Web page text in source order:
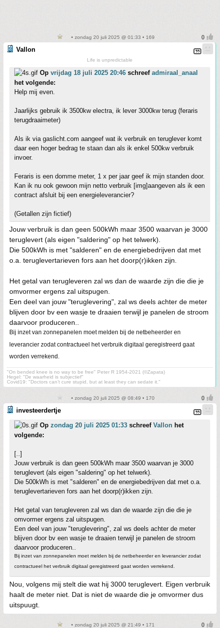
• zondag 20 juli 2025 @ 01:33 • 169
Vallon
Life is unpredictable
Op vrijdag 18 juli 2025 20:46 schreef admiraal_anaal
het volgende:
Help mij even.
Jaarlijks gebruik ik 3500kw electra, ik lever 3000kw terug (feraris
terugdraaimeter)
Als ik via gaslicht.com aangeef wat ik verbruik en teruglever komt
daar een hoger bedrag te staan dan als ik enkel 500kw verbruik
invoer.
Feraris is een domme meter, 1 x per jaar geef ik mijn standen door.
Kan ik nu ook gewoon mijn netto verbruik [img]aangeven als ik een
contract afsluit bij een energieleverancier?
(Getallen zijn fictief)
Jouw verbruik is dan geen 500kWh maar 3500 waarvan je 3000
teruglevert (als eigen "saldering" op het telwerk).
Die 500kWh is met "salderen" en de energiebedrijven dat met
o.a. teruglevertarieven fors aan het doorp(r)ikken zijn.
Het getal van terugleveren zal ws dan de waarde zijn die die je
omvormer ergens zal uitspugen.
Een deel van jouw "teruglevering", zal ws deels achter de meter
blijven door bv een wasje te draaien terwijl je panelen de stroom
daarvoor produceren..
Bij inzet van zonnepanelen moet melden bij de netbeheerder en
leverancier zodat contractueel het verbruik digitaal geregistreerd gaat
worden verrekend.
"On bended knee is no way to be free" Peter R 1954-2021 (©Zapata)
Hegel: "De waarheid is subjectief"
Covid19: "Doctors can’t cure stupid, but at least they can sedate it."
• zondag 20 juli 2025 @ 08:49 • 170
investeerdertje
Op zondag 20 juli 2025 01:33 schreef Vallon het
volgende:
[..]
Jouw verbruik is dan geen 500kWh maar 3500 waarvan je 3000
teruglevert (als eigen "saldering" op het telwerk).
Die 500kWh is met "salderen" en de energiebedrijven dat met o.a.
teruglevertarieven fors aan het doorp(r)ikken zijn.
Het getal van terugleveren zal ws dan de waarde zijn die die je
omvormer ergens zal uitspugen.
Een deel van jouw "teruglevering", zal ws deels achter de meter
blijven door bv een wasje te draaien terwijl je panelen de stroom
daarvoor produceren..
Bij inzet van zonnepanelen moet melden bij de netbeheerder en leverancier zodat
contractueel het verbruik digitaal geregistreerd gaat worden verrekend.
Nou, volgens mij stelt die wat hij 3000 teruglevert. Eigen verbruik
haalt de meter niet. Dat is niet de waarde die je omvormer dus
uitspuugt.
• zondag 20 juli 2025 @ 21:49 • 171